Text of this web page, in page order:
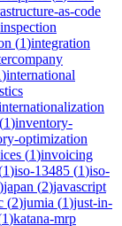
as-code
inspection
(1)integration
)international
(1)inventory-
optimization
(1)invoicing
1)iso-13485 (1)iso-
)japan (2)javascript
(2)jumia (1)just-in-
1)katana-mrp